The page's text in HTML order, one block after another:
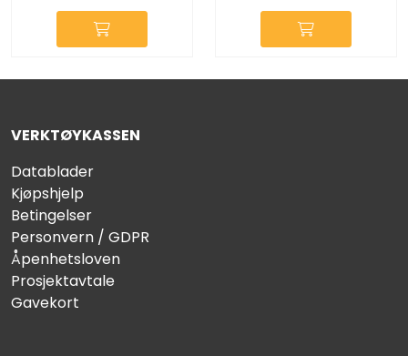
VERKTØYKASSEN
Datablader
Kjøpshjelp
Betingelser
Personvern / GDPR
Åpenhetsloven
Prosjektavtale
Gavekort